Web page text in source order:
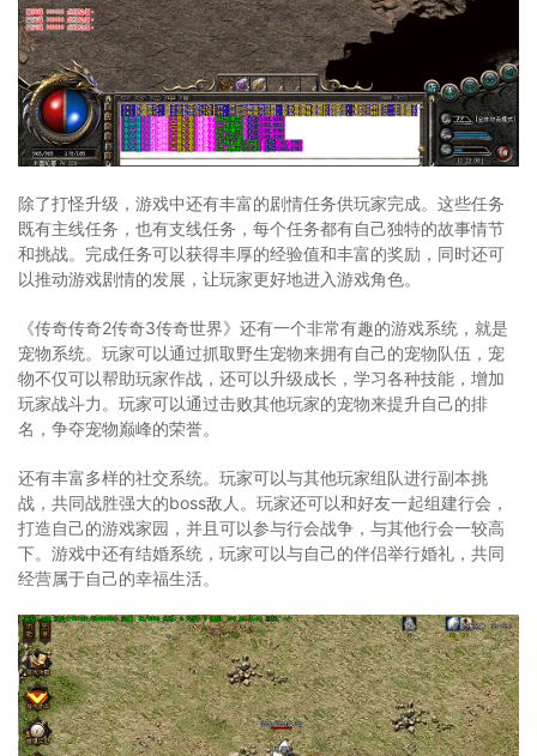
除了打怪升级，游戏中还有丰富的剧情任务供玩家完成。这些任务
既有主线任务，也有支线任务，每个任务都有自己独特的故事情节
和挑战。完成任务可以获得丰厚的经验值和丰富的奖励，同时还可
以推动游戏剧情的发展，让玩家更好地进入游戏角色。
《传奇传奇2传奇3传奇世界》还有一个非常有趣的游戏系统，就是
宠物系统。玩家可以通过抓取野生宠物来拥有自己的宠物队伍，宠
物不仅可以帮助玩家作战，还可以升级成长，学习各种技能，增加
玩家战斗力。玩家可以通过击败其他玩家的宠物来提升自己的排
名，争夺宠物巅峰的荣誉。
还有丰富多样的社交系统。玩家可以与其他玩家组队进行副本挑
战，共同战胜强大的boss敌人。玩家还可以和好友一起组建行会，
打造自己的游戏家园，并且可以参与行会战争，与其他行会一较高
下。游戏中还有结婚系统，玩家可以与自己的伴侣举行婚礼，共同
经营属于自己的幸福生活。